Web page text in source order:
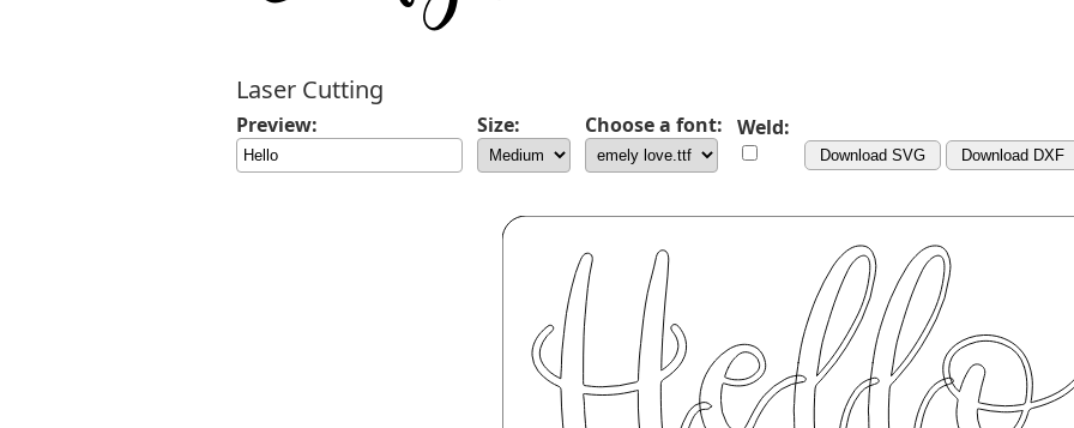
Laser Cutting
Preview: Size: Choose a font: Weld:
Download SVG Download DXF